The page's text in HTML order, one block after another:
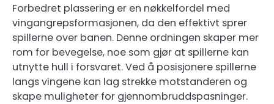
Forbedret plassering er en nøkkelfordel med
vingangrepsformasjonen, da den effektivt sprer
spillerne over banen. Denne ordningen skaper mer
rom for bevegelse, noe som gjør at spillerne kan
utnytte hull i forsvaret. Ved å posisjonere spillerne
langs vingene kan lag strekke motstanderen og
skape muligheter for gjennombruddspasninger.